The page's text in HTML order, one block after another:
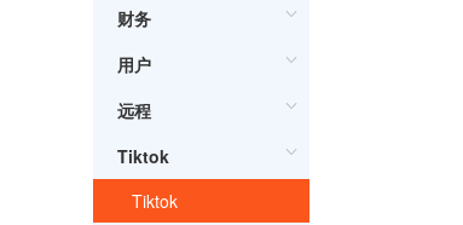
财务
用户
远程
Tiktok
Tiktok